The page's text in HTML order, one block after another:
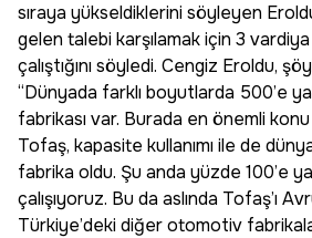
sıraya yükseldiklerini söyleyen
gelen talebi karşılamak için 3
çalıştığını söyledi. Cengiz Eroldu,
“Dünyada farklı boyutlarda 500’e
fabrikası var. Burada en önemli konu
Tofaş, kapasite kullanımı ile de
fabrika oldu. Şu anda yüzde 100’e
çalışıyoruz. Bu da aslında Tofaş’ı
Türkiye’deki diğer otomotiv